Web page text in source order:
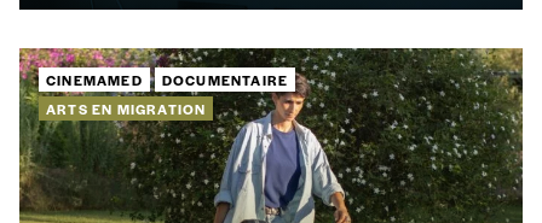
Organisation
TVA
CINEMAMED
DOCUMENTAIRE
ARTS EN MIGRATION